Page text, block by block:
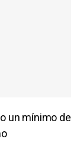
un mínimo de